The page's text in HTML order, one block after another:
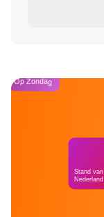
Op Zondag
Stand van
Nederland